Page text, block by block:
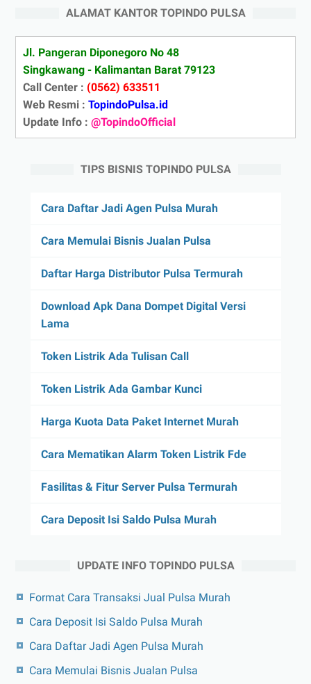
ALAMAT KANTOR TOPINDO PULSA
Jl. Pangeran Diponegoro No 48
Singkawang - Kalimantan Barat 79123
Call Center : (0562) 633511
Web Resmi : TopindoPulsa.id
Update Info : @TopindoOfficial
TIPS BISNIS TOPINDO PULSA
Cara Daftar Jadi Agen Pulsa Murah
Cara Memulai Bisnis Jualan Pulsa
Daftar Harga Distributor Pulsa Termurah
Download Apk Dana Dompet Digital Versi
Lama
Token Listrik Ada Tulisan Call
Token Listrik Ada Gambar Kunci
Harga Kuota Data Paket Internet Murah
Cara Mematikan Alarm Token Listrik Fde
Fasilitas & Fitur Server Pulsa Termurah
Cara Deposit Isi Saldo Pulsa Murah
UPDATE INFO TOPINDO PULSA
Format Cara Transaksi Jual Pulsa Murah
Cara Deposit Isi Saldo Pulsa Murah
Cara Daftar Jadi Agen Pulsa Murah
Cara Memulai Bisnis Jualan Pulsa